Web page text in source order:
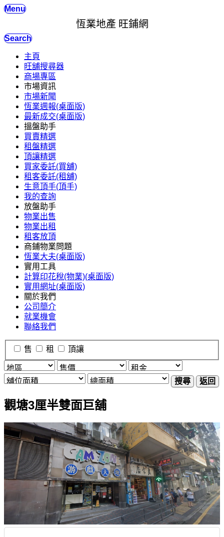
Menu
恆業地產 旺鋪網
Search
主頁
旺舖搜尋器
商場專區
市場資訊
市場新聞
恆業週報(桌面版)
最新成交(桌面版)
搵盤助手
買賣精選
租盤精選
頂讓精選
買家委託(買舖)
租客委託(租舖)
生意頂手(頂手)
我的查詢
放盤助手
物業出售
物業出租
租客放頂
商鋪物業問題
恆業大夫(桌面版)
實用工具
計算印花稅(物業)(桌面版)
實用網址(桌面版)
關於我們
公司簡介
就業機會
聯絡我們
售 租 頂讓
搜尋 返回
觀塘3厘半雙面巨舖